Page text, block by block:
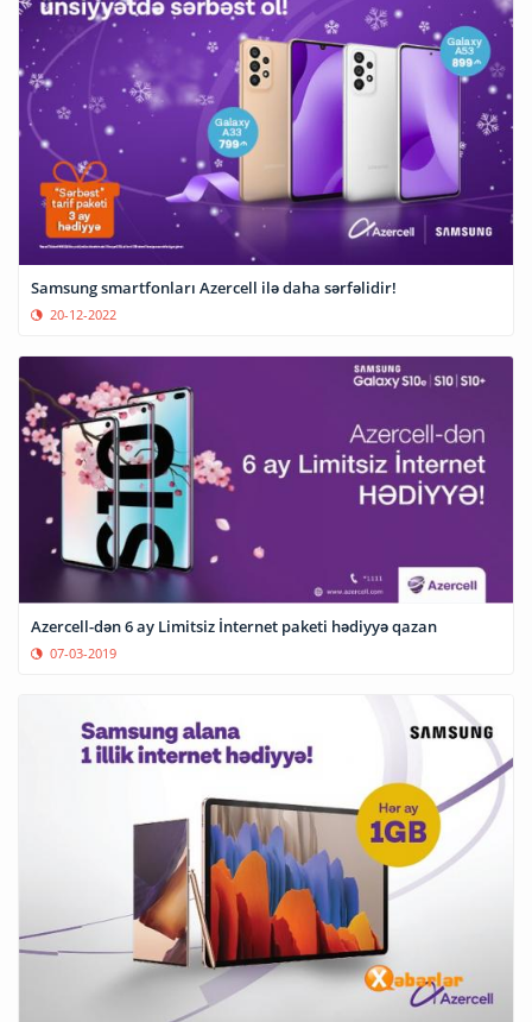
Samsung smartfonları Azercell ilə daha sərfəlidir!
20-12-2022
Azercell-dən 6 ay Limitsiz İnternet paketi hədiyyə qazan
07-03-2019